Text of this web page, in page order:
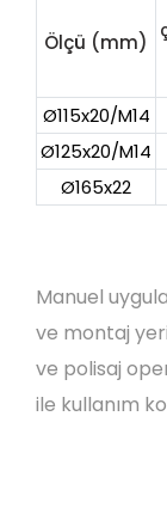
Ölçü (mm)
Ø115x20/M14
Ø125x20/M14
Ø165x22
Manuel
ve montaj
ve polisaj
ile kullanım